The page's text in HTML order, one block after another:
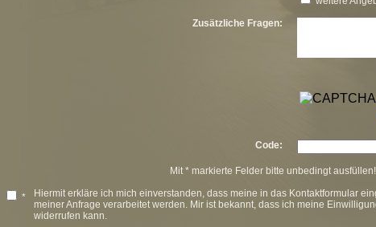
Zusätzliche Fragen:
Code:
Mit * markierte Felder bitte unbedingt
*
Hiermit erkläre ich mich einverstanden, dass meine in das Kontaktformular
meiner Anfrage verarbeitet werden. Mir ist bekannt, dass ich meine
widerrufen kann.